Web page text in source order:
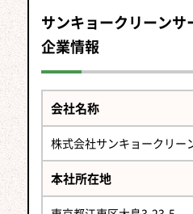
その理
正直、安い業者さんには安
者さんには高いなりの理由
保証内容、施工の丁寧さ、
ている薬剤、調査の綿密さ
われます。
お客さんの立場では、その
会社の信頼
どんなに丁寧にシロアリ駆
ないような場所にシロアリ
能性も。だからこそ、保証
5年保証を掲げていること
う。
保証を掲げていても、「会
自社施工か
意外と
シロアリ駆除の会社では、
る場合があります。これは、
ロアリの駆除をします」と
自社施工でない場合は、下
り、アルバイトの人が駆除
あるとか…。
しろあり防
しろあり防除施工士は、
工を行う技術者のために誕
一度資格を取得したあとも3
施工や薬剤・法令などを学
ります。
最後は営
人柄
やっぱり最後は「この人な
うあなたの直感。
「営業さんに好感が持てる
サンキョークリーンサ
企業情報
会社名称
株式会社サンキョークリー
本社所在地